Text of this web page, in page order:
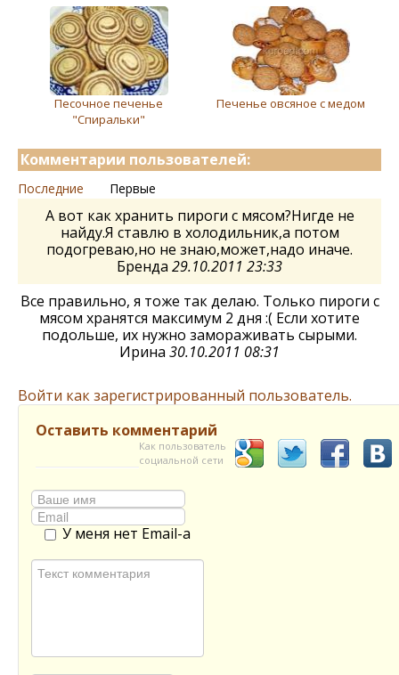
Песочное печенье
"Спиральки"
Печенье овсяное с медом
Комментарии пользователей:
Последние Первые
А вот как хранить пироги с мясом?Нигде не
найду.Я ставлю в холодильник,а потом
подогреваю,но не знаю,может,надо иначе.
Бренда 29.10.2011 23:33
Все правильно, я тоже так делаю. Только пироги с
мясом хранятся максимум 2 дня :( Если хотите
подольше, их нужно замораживать сырыми.
Ирина 30.10.2011 08:31
Войти как зарегистрированный пользователь.
Оставить комментарий
Как пользователь
социальной сети
У меня нет Email-а